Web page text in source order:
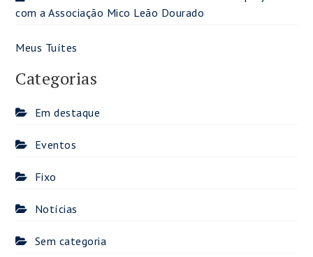
com a Associação Mico Leão Dourado
Meus Tuítes
Categorias
Em destaque
Eventos
Fixo
Notícias
Sem categoria